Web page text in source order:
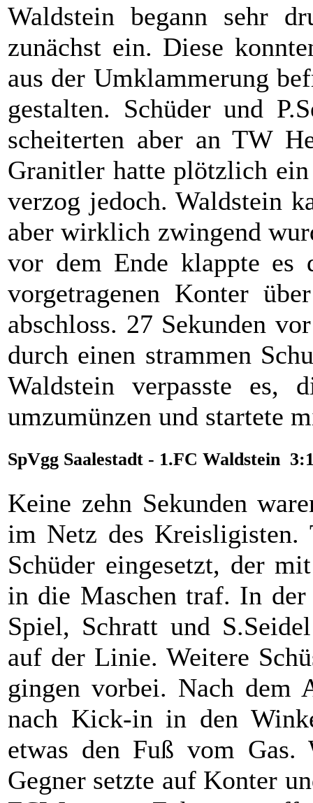
Waldstein begann sehr
zunächst ein. Diese
aus der Umklammerung
gestalten. Schüder und
scheiterten aber an TW
Granitler hatte plötzlich
verzog jedoch. Waldstein
aber wirklich zwingend
vor dem Ende klappte es
vorgetragenen Konter
abschloss. 27 Sekunden
durch einen strammen
Waldstein verpasste es,
umzumünzen und startete
SpVgg Saalestadt - 1.FC Waldstein
Keine zehn Sekunden
im Netz des Kreisligisten.
Schüder eingesetzt, der
in die Maschen traf. In der
Spiel, Schratt und
auf der Linie. Weitere
gingen vorbei. Nach dem
nach Kick-in in den
etwas den Fuß vom Gas.
Gegner setzte auf Konter